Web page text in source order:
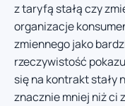
z taryfą stałą czy
organizacje
zmiennego jako
rzeczywistość
się na kontrakt stały
znacznie mniej niż ci